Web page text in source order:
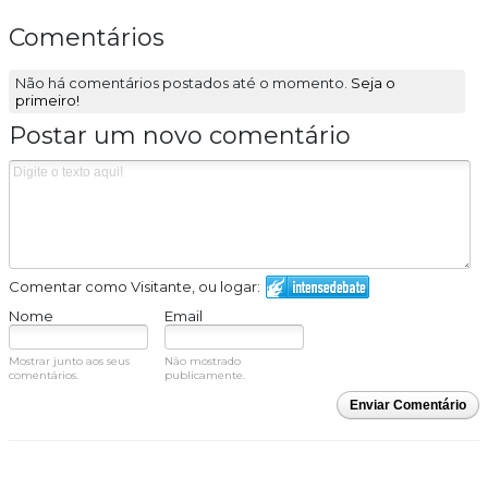
Comentários
Não há comentários postados até o momento. Seja o
primeiro!
Postar um novo comentário
Comentar como Visitante, ou logar:
Nome
Email
Mostrar junto aos seus
comentários.
Não mostrado
publicamente.
Enviar Comentário